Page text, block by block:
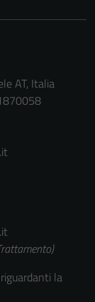
AT, Italia
la